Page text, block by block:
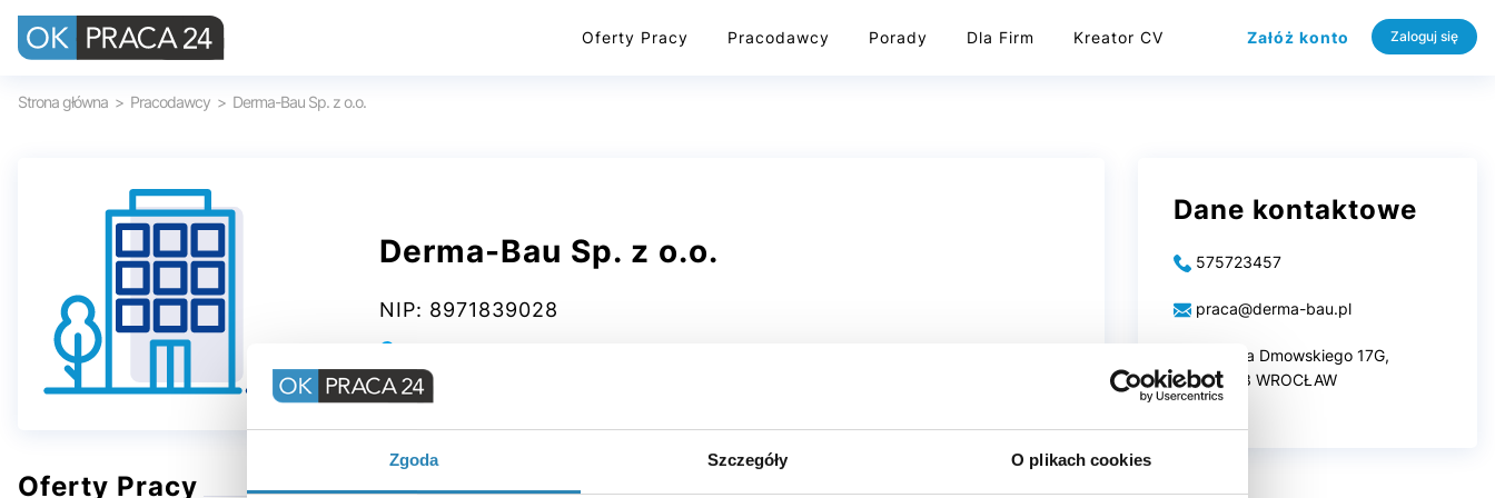
Zgoda Szczegóły O plikach cookies
Oferty Pracy Pracodawcy Porady Dla Firm Kreator CV Załóż konto Zaloguj się
Strona główna Pracodawcy Derma-Bau Sp. z o.o.
Derma-Bau Sp. z o.o.
NIP: 8971839028
Oferty Pracy
Dane kontaktowe
575723457
praca@derma-bau.pl
Romana Dmowskiego 17G,
50-203 WROCŁAW